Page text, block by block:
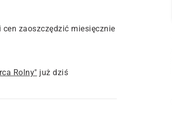
zaoszczędzić miesięcznie
Rolny" już dziś